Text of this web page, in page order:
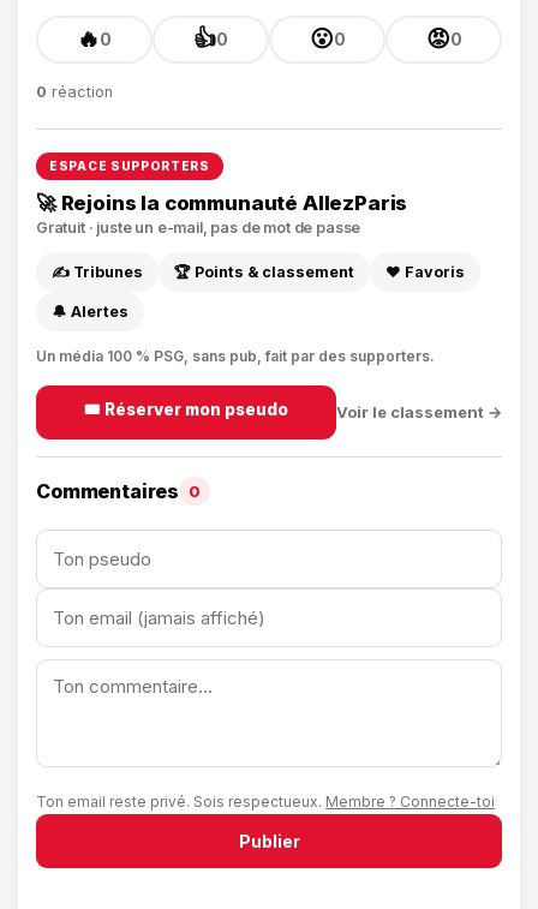
🔥0 👍0 😮0 😡0
0 réaction
ESPACE SUPPORTERS
🚀 Rejoins la communauté AllezParis
Gratuit · juste un e-mail, pas de mot de passe
✍️ Tribunes 🏆 Points & classement ❤️ Favoris
🔔 Alertes
Un média 100 % PSG, sans pub, fait par des supporters.
🎟️ Réserver mon pseudo Voir le classement →
Commentaires 0
Ton email reste privé. Sois respectueux. Membre ? Connecte-toi
Publier